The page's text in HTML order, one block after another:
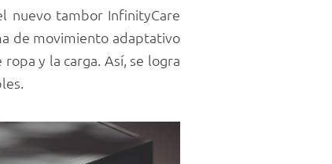
nuevo tambor InfinityCare
de movimiento adaptativo
y la carga. Así, se logra